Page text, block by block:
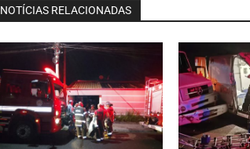
NOTÍCIAS RELACIONADAS